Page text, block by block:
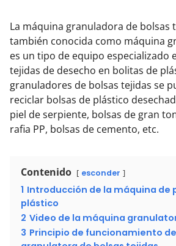
La máquina granuladora de bolsas
también conocida como máquina
es un tipo de equipo especializado
tejidas de desecho en bolitas de
granuladores de bolsas tejidas se
reciclar bolsas de plástico
piel de serpiente, bolsas de gran
rafia PP, bolsas de cemento, etc.
Contenido esconder
1 Introducción de la máquina de
plástico
2 Video de la máquina
3 Principio de funcionamiento